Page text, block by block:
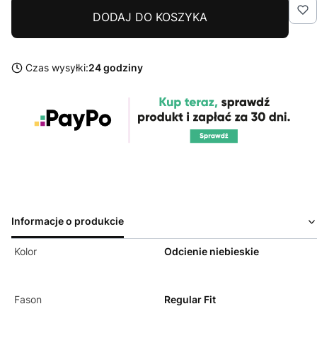
DODAJ DO KOSZYKA
Czas wysyłki:24 godziny
Informacje o produkcie
Kolor Odcienie niebieskie
Fason Regular Fit